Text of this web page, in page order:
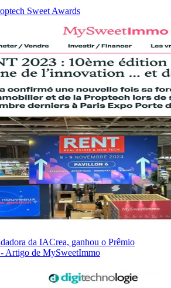
Sweet Awards
da IACrea, ganhou o Prêmio
Artigo de MySweetImmo